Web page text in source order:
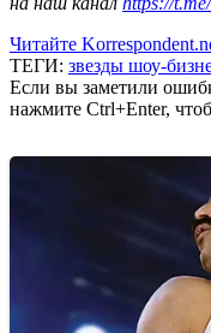
Читайте
ТЕГИ: звезды шоу-
Если вы заметили
нажмите Ctrl+Enter,